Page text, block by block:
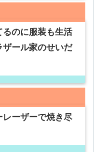
のに服装も生活
ザール家のせいだ
レーザーで焼き尽